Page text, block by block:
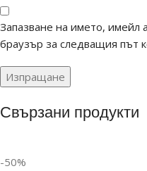
Запазване на името, имейл
браузър за следващия път
Свързани продукти
-50%